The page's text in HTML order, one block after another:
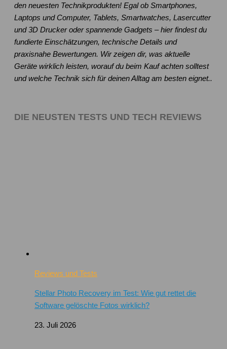
den neuesten Technikprodukten! Egal ob Smartphones,
Laptops und Computer, Tablets, Smartwatches, Lasercutter
und 3D Drucker oder spannende Gadgets – hier findest du
fundierte Einschätzungen, technische Details und
praxisnahe Bewertungen. Wir zeigen dir, was aktuelle
Geräte wirklich leisten, worauf du beim Kauf achten solltest
und welche Technik sich für deinen Alltag am besten eignet..
DIE NEUSTEN TESTS UND TECH REVIEWS
Reviews und Tests
Stellar Photo Recovery im Test: Wie gut rettet die
Software gelöschte Fotos wirklich?
23. Juli 2026